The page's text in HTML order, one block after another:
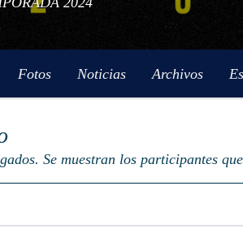
Fotos Noticias Archivos
Se muestran los participantes